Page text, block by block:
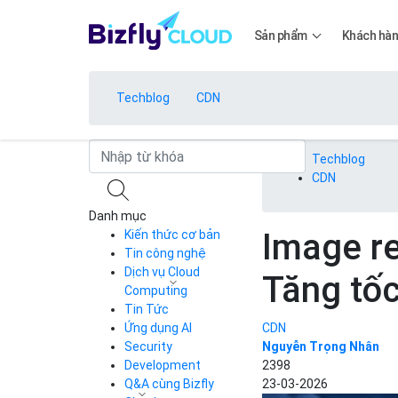
Sản phẩm
Bảng giá
Bảng giá
Khách
Techblog CDN
Techblog
CDN
Image
Tăng
CDN
Nguyễn Trọng Nhân
2398
23-03-2026
Danh mục
Kiến thức cơ bản
Tin công nghệ
Dịch vụ Cloud
Computing
Cloud Server
CDN
Load Balancer
Auto Scaling
Container Registry
Tin Tức
Ứng dụng AI
Security
Development
Q&A cùng Bizfly